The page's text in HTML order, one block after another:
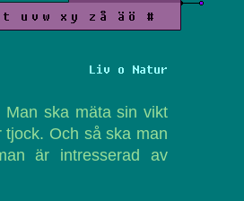
t u v w x y z å ä ö #
Liv o Natur
ska mäta sin vikt
Och så ska man
är intresserad av